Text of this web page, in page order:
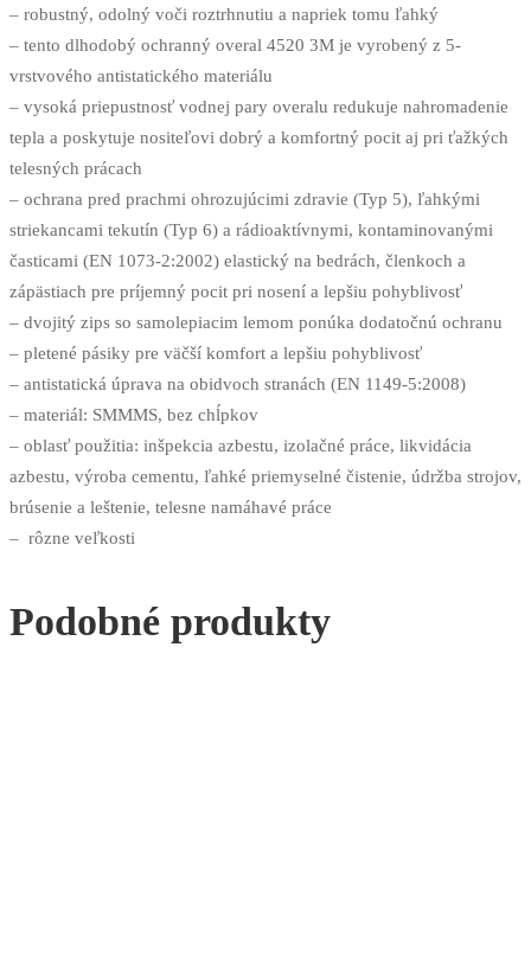
– robustný, odolný voči roztrhnutiu a napriek tomu ľahký
– tento dlhodobý ochranný overal 4520 3M je vyrobený z 5-
vrstvového antistatického materiálu
– vysoká priepustnosť vodnej pary overalu redukuje nahromadenie
tepla a poskytuje nositeľovi dobrý a komfortný pocit aj pri ťažkých
telesných prácach
– ochrana pred prachmi ohrozujúcimi zdravie (Typ 5), ľahkými
striekancami tekutín (Typ 6) a rádioaktívnymi, kontaminovanými
časticami (EN 1073-2:2002) elastický na bedrách, členkoch a
zápästiach pre príjemný pocit pri nosení a lepšiu pohyblivosť
– dvojitý zips so samolepiacim lemom ponúka dodatočnú ochranu
– pletené pásiky pre väčší komfort a lepšiu pohyblivosť
– antistatická úprava na obidvoch stranách (EN 1149-5:2008)
– materiál: SMMMS, bez chĺpkov
– oblasť použitia: inšpekcia azbestu, izolačné práce, likvidácia
azbestu, výroba cementu, ľahké priemyselné čistenie, údržba strojov,
brúsenie a leštenie, telesne namáhavé práce
– rôzne veľkosti
Podobné produkty